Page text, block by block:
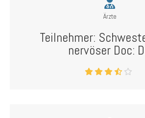
Ärzte
Teilnehmer:
nervöser Doc: